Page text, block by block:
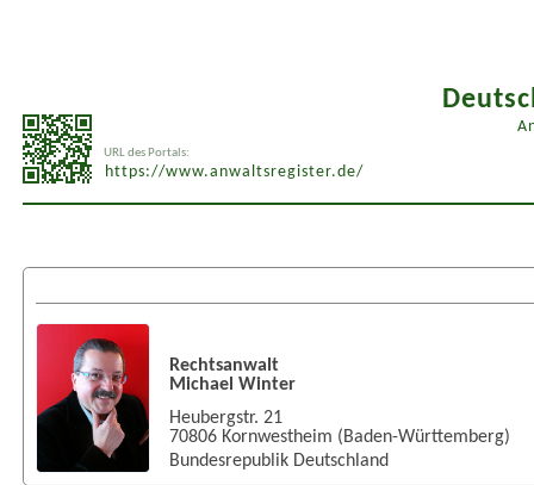
URL des Portals:
https://www.anwaltsregister.de/
Rechtsanwalt
Michael Winter
Heubergstr. 21
70806 Kornwestheim (Baden-Württemberg)
Bundesrepublik Deutschland